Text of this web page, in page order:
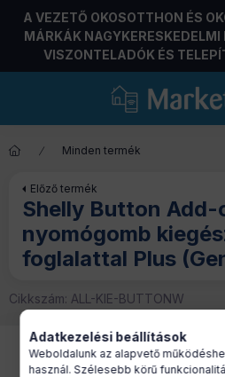
A VEZETŐ OKOSOTTHON ÉS
MÁRKÁK
VISZONTELADÓK ÉS
Minden termék
Előző termék
Shelly Button Add-
nyomógomb
foglalattal Plus
Cikkszám: ALL-KIE-BUTTONW
Adatkezelési beállítások
Weboldalunk az alapvető
használ. Szélesebb körű